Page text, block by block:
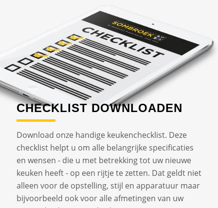
CHECKLIST DOWNLOADEN
Download onze handige keukenchecklist. Deze
checklist helpt u om alle belangrijke specificaties
en wensen - die u met betrekking tot uw nieuwe
keuken heeft - op een rijtje te zetten. Dat geldt niet
alleen voor de opstelling, stijl en apparatuur maar
bijvoorbeeld ook voor alle afmetingen van uw